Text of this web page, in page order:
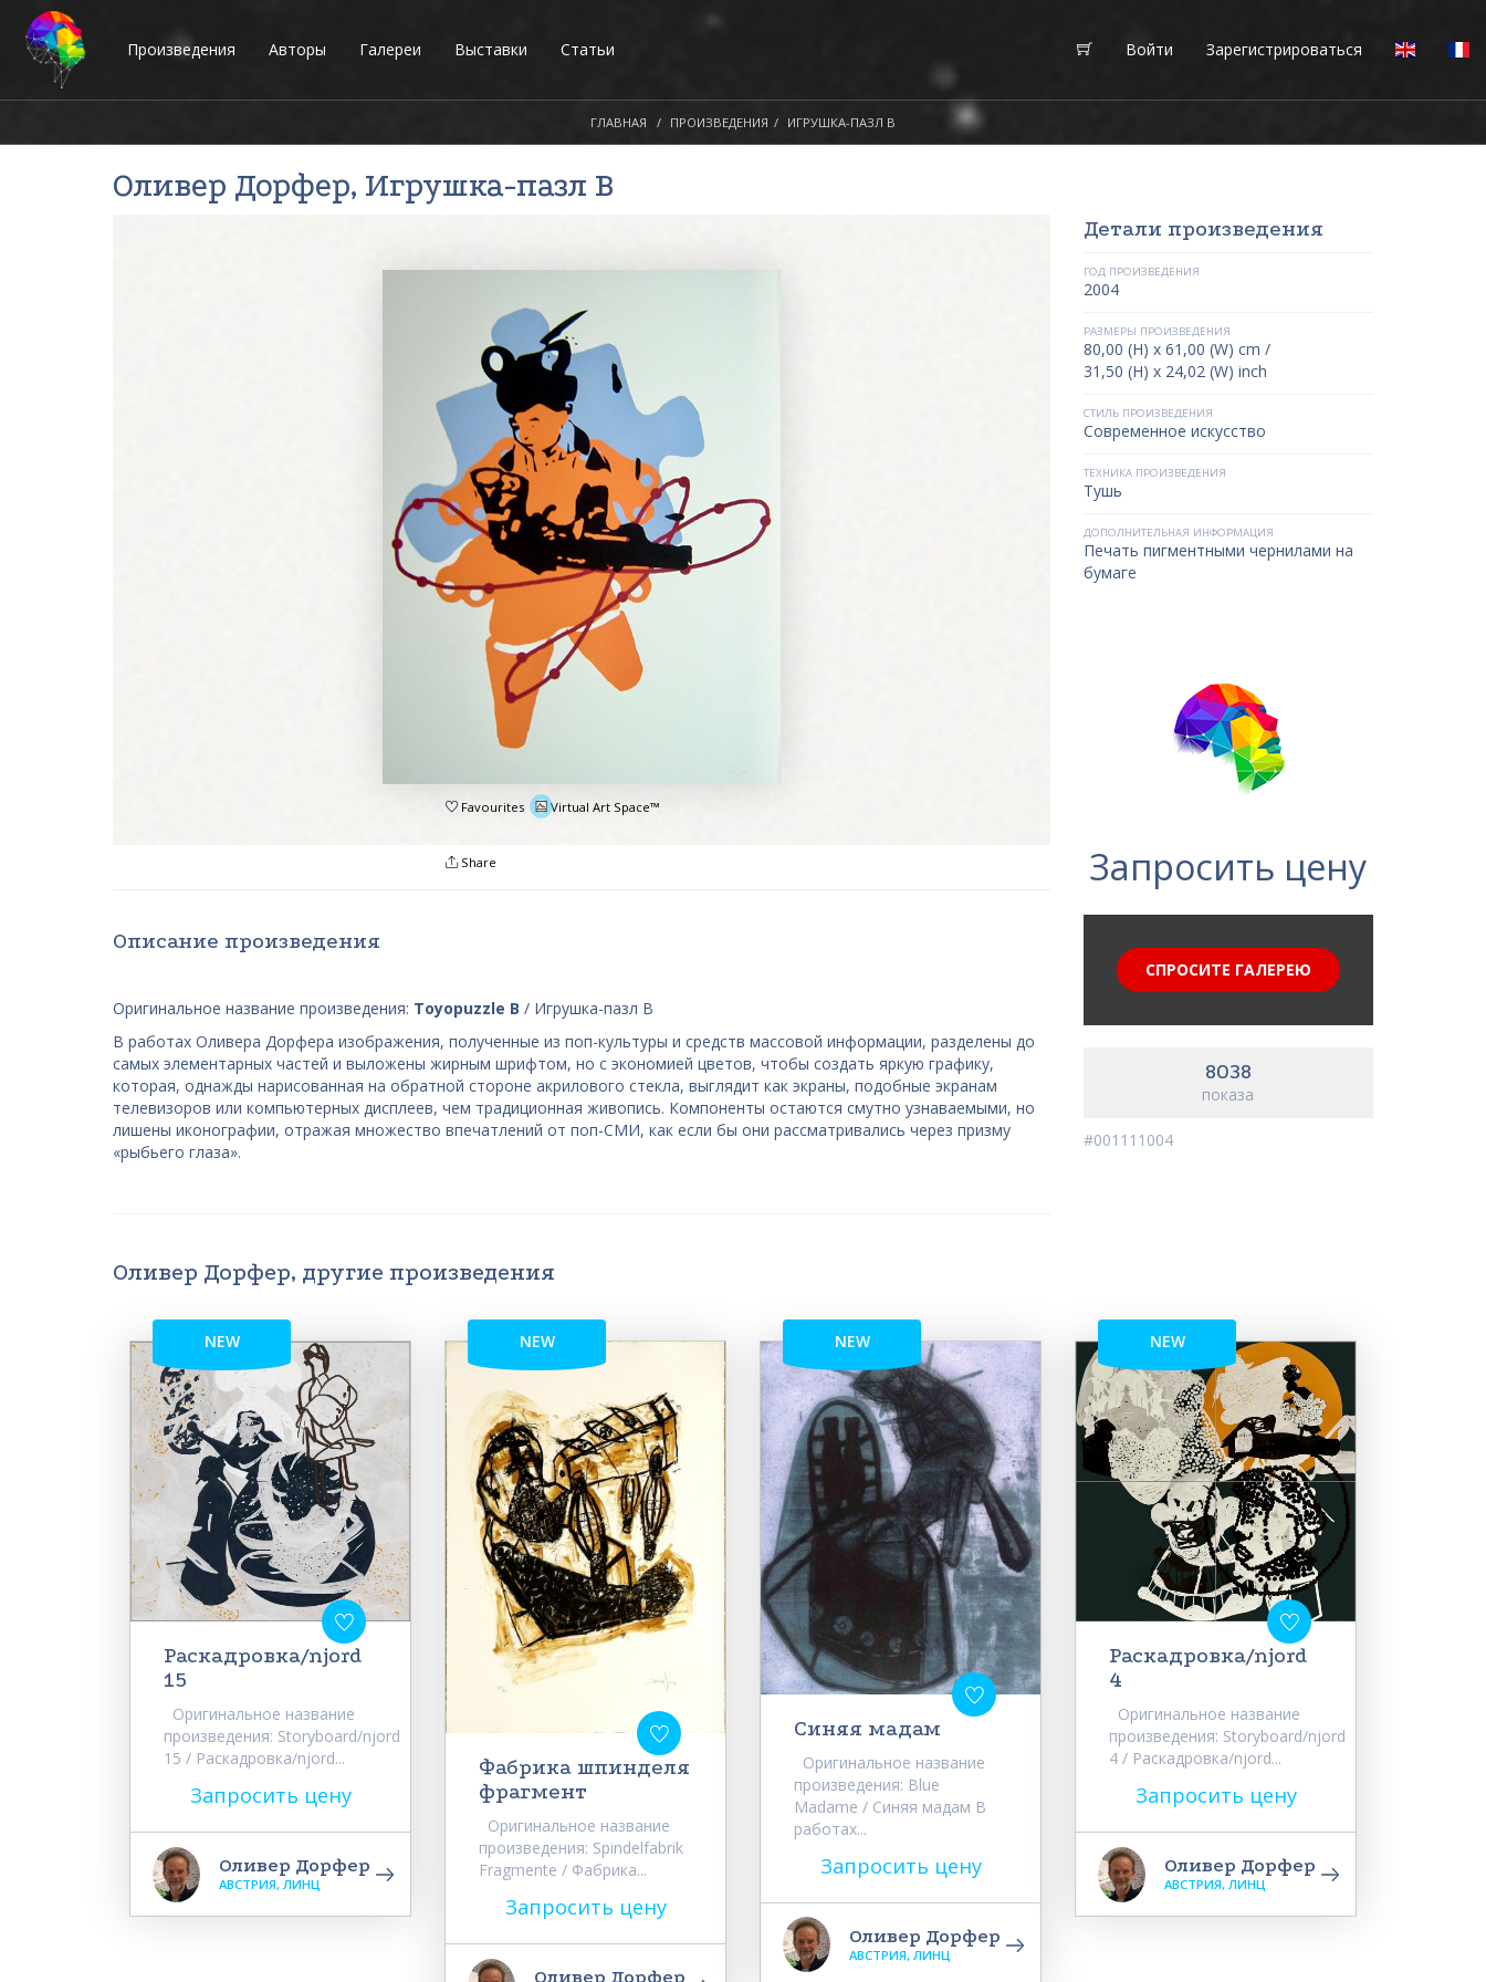
Произведения Авторы Галереи Выставки Статьи Войти Зарегистрироваться
ГЛАВНАЯ ПРОИЗВЕДЕНИЯ ИГРУШКА-ПАЗЛ B
Оливер Дорфер, Игрушка-пазл B
Favourites Virtual Art Space™
Share
Описание произведения
Оригинальное название произведения: Toyopuzzle B / Игрушка-пазл B
В работах Оливера Дорфера изображения, полученные из поп-культуры и средств массовой информации, разделены до
самых элементарных частей и выложены жирным шрифтом, но с экономией цветов, чтобы создать яркую графику,
которая, однажды нарисованная на обратной стороне акрилового стекла, выглядит как экраны, подобные экранам
телевизоров или компьютерных дисплеев, чем традиционная живопись. Компоненты остаются смутно узнаваемыми, но
лишены иконографии, отражая множество впечатлений от поп-СМИ, как если бы они рассматривались через призму
«рыбьего глаза».
Детали произведения
ГОД ПРОИЗВЕДЕНИЯ
2004
РАЗМЕРЫ ПРОИЗВЕДЕНИЯ
80,00 (H) x 61,00 (W) cm /
31,50 (H) x 24,02 (W) inch
СТИЛЬ ПРОИЗВЕДЕНИЯ
Современное искусство
ТЕХНИКА ПРОИЗВЕДЕНИЯ
Тушь
ДОПОЛНИТЕЛЬНАЯ ИНФОРМАЦИЯ
Печать пигментными чернилами на
бумаге
Запросить цену
СПРОСИТЕ ГАЛЕРЕЮ
8038
показа
#001111004
Оливер Дорфер, другие произведения
NEW
Раскадровка/njord
15
Оригинальное название
произведения: Storyboard/njord
15 / Раскадровка/njord...
Запросить цену
Оливер Дорфер
АВСТРИЯ, ЛИНЦ
NEW
Фабрика шпинделя
фрагмент
Оригинальное название
произведения: Spindelfabrik
Fragmente / Фабрика...
Запросить цену
NEW
Синяя мадам
Оригинальное название
произведения: Blue
Madame / Синяя мадам В
работах...
Запросить цену
Оливер Дорфер
АВСТРИЯ, ЛИНЦ
NEW
Раскадровка/njord
4
Оригинальное название
произведения: Storyboard/njord
4 / Раскадровка/njord...
Запросить цену
Оливер Дорфер
АВСТРИЯ, ЛИНЦ